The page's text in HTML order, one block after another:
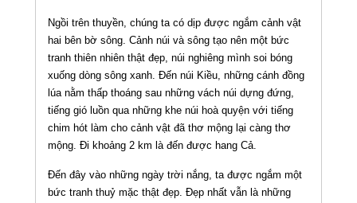
Ngồi trên thuyền, chúng ta có dịp được ngắm cảnh vật
hai bên bờ sông. Cảnh núi và sông tạo nên một bức
tranh thiên nhiên thật đẹp, núi nghiêng mình soi bóng
xuống dòng sông xanh. Đến núi Kiều, những cánh đồng
lúa nằm thấp thoáng sau những vách núi dựng đứng,
tiếng gió luồn qua những khe núi hoà quyện với tiếng
chim hót làm cho cảnh vật đã thơ mộng lại càng thơ
mộng. Đi khoảng 2 km là đến được hang Cả.
Đến đây vào những ngày trời nắng, ta được ngắm một
bức tranh thuỷ mặc thật đẹp. Đẹp nhất vẫn là những